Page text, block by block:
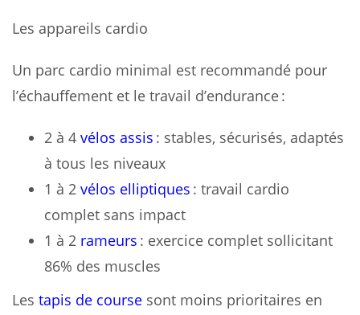
Les appareils cardio
Un parc cardio minimal est recommandé pour
l’échauffement et le travail d’endurance :
2 à 4 vélos assis : stables, sécurisés, adaptés
à tous les niveaux
1 à 2 vélos elliptiques : travail cardio
complet sans impact
1 à 2 rameurs : exercice complet sollicitant
86% des muscles
Les tapis de course sont moins prioritaires en